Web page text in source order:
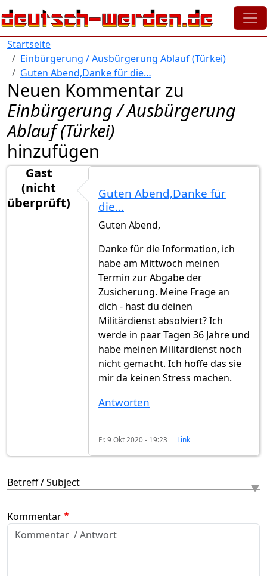
Direkt zum Inhalt
Startseite
Einbürgerung / Ausbürgerung Ablauf (Türkei)
Guten Abend,Danke für die…
Neuen Kommentar zu
Einbürgerung / Ausbürgerung
Ablauf (Türkei)
hinzufügen
Gast
(nicht
überprüft)
Guten Abend,Danke für
die…
Guten Abend,
Danke für die Information, ich
habe am Mittwoch meinen
Termin zur Abgabe der
Zusicherung. Meine Frage an
dich - hast du deinen
Militärdienst absolviert? Ich
werde in paar Tagen 36 Jahre und
habe meinen Militärdienst noch
nicht gemacht. Ich hoffe das sie
mir da keinen Stress machen.
Antworten
Fr. 9 Okt 2020 - 19:23 Link
Betreff / Subject
Kommentar